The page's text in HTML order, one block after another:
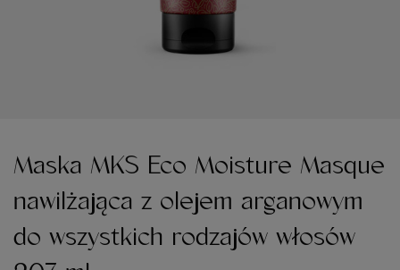
Maska MKS Eco Moisture Masque
nawilżająca z olejem arganowym
do wszystkich rodzajów włosów